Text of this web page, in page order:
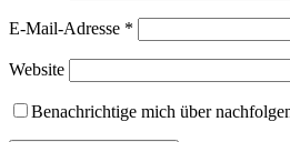
E-Mail-Adresse *
Website
Benachrichtige mich über